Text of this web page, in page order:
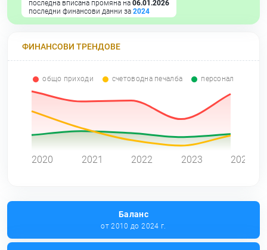
последна вписана промяна на 06.01.2026
последни финансови данни за 2024
ФИНАНСОВИ ТРЕНДОВЕ
общо приходи счетоводна печалба персонал
2020 2021 2022 2023 2024
Баланс
от 2010 до 2024 г.